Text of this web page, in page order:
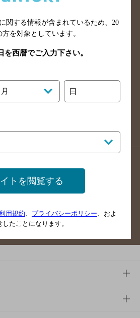
検索
岡山県のバー検索
検索
鳥取県のバー検索
検索
徳島県のバー検索
検索
愛媛県のバー検索
検索
佐賀県のバー検索
検索
熊本県のバー検索
店舗様ログイン
ご意見・ご感想
関する情報が含まれているため、 20
方を対象としています。
を西暦でご入力下さい。
月 日
トを閲覧する
用規約、 プライバシーポリシー、およ
たことになります。